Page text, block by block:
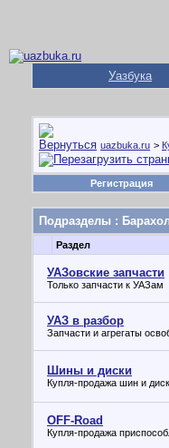
Уазбука
uazbuka.ru >
Регистрация
Подразделы :
Раздел
УАЗовские запчасти
Только запчасти к УАЗам
УАЗ в разбор
Запчасти и агрегаты
Шины и диски
Купля-продажа шин и
OFF-Road
Купля-продажа